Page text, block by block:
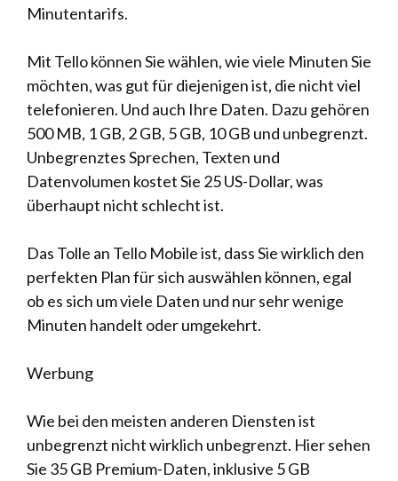
Minutentarifs.
Mit Tello können Sie wählen, wie viele Minuten Sie
möchten, was gut für diejenigen ist, die nicht viel
telefonieren. Und auch Ihre Daten. Dazu gehören
500 MB, 1 GB, 2 GB, 5 GB, 10 GB und unbegrenzt.
Unbegrenztes Sprechen, Texten und
Datenvolumen kostet Sie 25 US-Dollar, was
überhaupt nicht schlecht ist.
Das Tolle an Tello Mobile ist, dass Sie wirklich den
perfekten Plan für sich auswählen können, egal
ob es sich um viele Daten und nur sehr wenige
Minuten handelt oder umgekehrt.
Werbung
Wie bei den meisten anderen Diensten ist
unbegrenzt nicht wirklich unbegrenzt. Hier sehen
Sie 35 GB Premium-Daten, inklusive 5 GB